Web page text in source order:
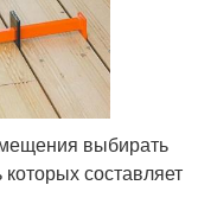
выбирать
составляет